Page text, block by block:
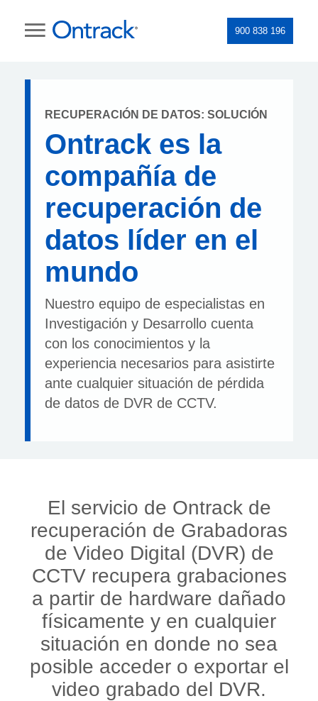
900 838 196
RECUPERACIÓN DE DATOS: SOLUCIÓN
Ontrack es la
compañía de
recuperación de
datos líder en el
mundo
Nuestro equipo de especialistas en
Investigación y Desarrollo cuenta
con los conocimientos y la
experiencia necesarios para asistirte
ante cualquier situación de pérdida
de datos de DVR de CCTV.
El servicio de Ontrack de
recuperación de Grabadoras
de Video Digital (DVR) de
CCTV recupera grabaciones
a partir de hardware dañado
físicamente y en cualquier
situación en donde no sea
posible acceder o exportar el
video grabado del DVR.